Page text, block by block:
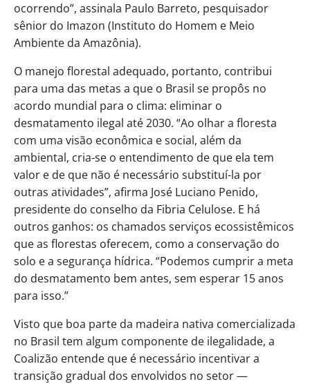
ocorrendo”, assinala Paulo Barreto, pesquisador
sênior do Imazon (Instituto do Homem e Meio
Ambiente da Amazônia).
O manejo florestal adequado, portanto, contribui
para uma das metas a que o Brasil se propôs no
acordo mundial para o clima: eliminar o
desmatamento ilegal até 2030. “Ao olhar a floresta
com uma visão econômica e social, além da
ambiental, cria-se o entendimento de que ela tem
valor e de que não é necessário substituí-la por
outras atividades”, afirma José Luciano Penido,
presidente do conselho da Fibria Celulose. E há
outros ganhos: os chamados serviços ecossistêmicos
que as florestas oferecem, como a conservação do
solo e a segurança hídrica. “Podemos cumprir a meta
do desmatamento bem antes, sem esperar 15 anos
para isso.”
Visto que boa parte da madeira nativa comercializada
no Brasil tem algum componente de ilegalidade, a
Coalizão entende que é necessário incentivar a
transição gradual dos envolvidos no setor —